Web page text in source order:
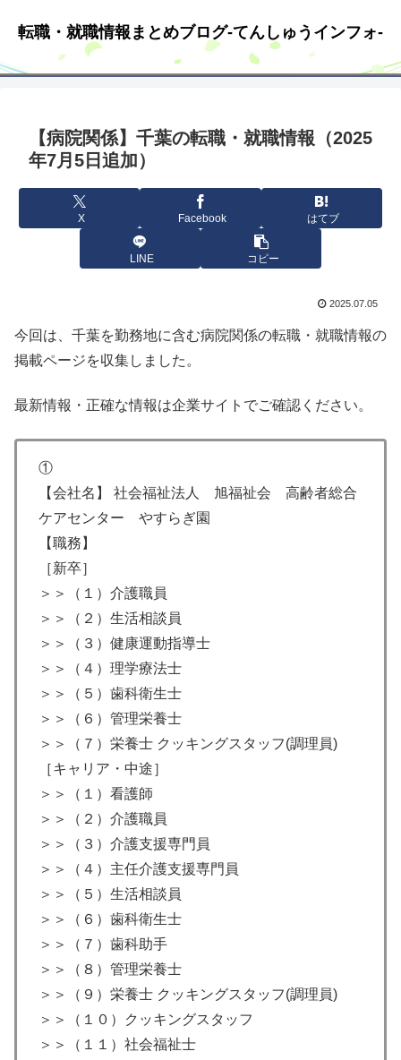
転職・就職情報まとめブログ-てんしゅうインフォ-
【病院関係】千葉の転職・就職情報（2025
年7月5日追加）
X Facebook はてブ
LINE コピー
2025.07.05
今回は、千葉を勤務地に含む病院関係の転職・就職情報の
掲載ページを収集しました。
最新情報・正確な情報は企業サイトでご確認ください。
①
【会社名】 社会福祉法人 旭福祉会 高齢者総合
ケアセンター やすらぎ園
【職務】
［新卒］
＞＞（１）介護職員
＞＞（２）生活相談員
＞＞（３）健康運動指導士
＞＞（４）理学療法士
＞＞（５）歯科衛生士
＞＞（６）管理栄養士
＞＞（７）栄養士 クッキングスタッフ(調理員)
［キャリア・中途］
＞＞（１）看護師
＞＞（２）介護職員
＞＞（３）介護支援専門員
＞＞（４）主任介護支援専門員
＞＞（５）生活相談員
＞＞（６）歯科衛生士
＞＞（７）歯科助手
＞＞（８）管理栄養士
＞＞（９）栄養士 クッキングスタッフ(調理員)
＞＞（１０）クッキングスタッフ
＞＞（１１）社会福祉士